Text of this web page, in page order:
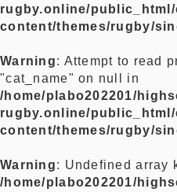
お問い合わせ
rugby.online/public_html/
content/themes/rugby/
Warning: Attempt to read
"cat_name" on null in
/home/plabo202201/
rugby.online/public_html/
content/themes/rugby/
Warning: Undefined array
/home/plabo202201/